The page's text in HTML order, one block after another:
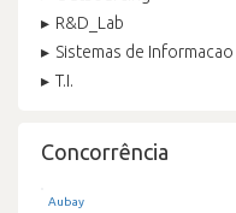
R&D_Lab
Sistemas de Informacao
T.I.
Concorrência
Aubay